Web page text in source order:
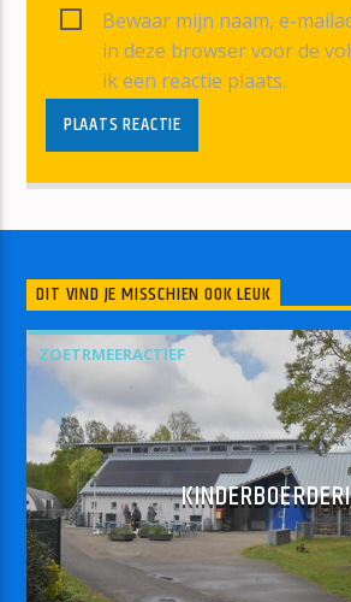
Bewaar mijn naam, e-
in deze browser voor de
ik een reactie plaats.
DIT VIND JE MISSCHIEN OOK LEUK
ZOETRMEERACTIEF